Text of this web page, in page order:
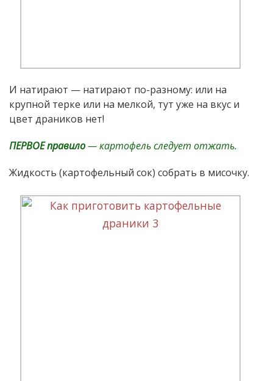
И натирают — натирают по-разному: или на
крупной терке или на мелкой, тут уже на вкус и
цвет драников нет!
ПЕРВОЕ правило— картофель следует отжать.
Жидкость (картофельный сок) собрать в мисочку.